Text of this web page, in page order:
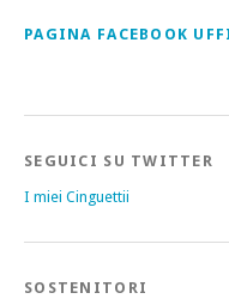
PAGINA FACEBOOK
SEGUICI SU TWITTER
I miei Cinguettii
SOSTENITORI